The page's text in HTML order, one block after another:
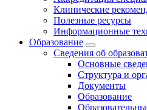
Клинические
Полезные ресурсы
Информационные
Образование
Сведения об
Основные
Структура и
Документы
Образование